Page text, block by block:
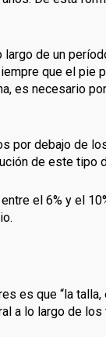
de un
que el pie
es necesario
por debajo de
de este tipo
el 6% y el
es que “la
a lo largo de